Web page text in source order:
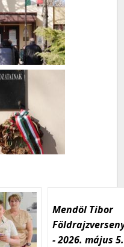
Mendöl Tibor
- 2026. május 5.